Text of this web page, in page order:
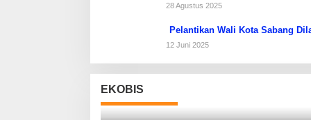
28 Agustus 2025
Pelantikan Wali Kota Sabang
12 Juni 2025
EKOBIS